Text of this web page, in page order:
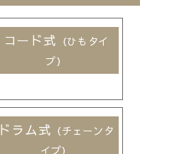
コード式 （ひもタイ
プ）
ドラム式 （チェーンタ
イプ）